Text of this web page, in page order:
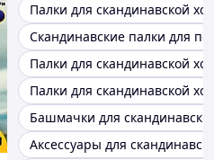
Палки для скандинавской
Скандинавские палки для
Палки для скандинавской
Палки для скандинавской
Башмачки для
Аксессуары для